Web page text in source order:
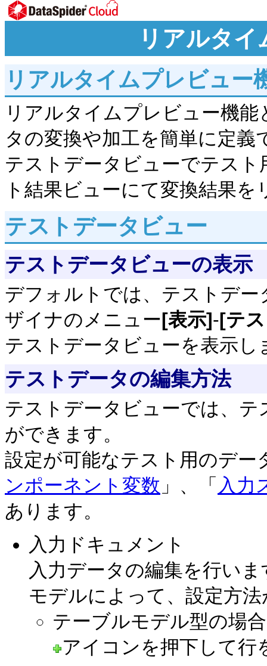
リアルタ
リアルタイムプレビュー
リアルタイムプレビュー機
タの変換や加工を簡単に定義
テストデータビューでテス
ト結果ビューにて変換結果
テストデータビュー
テストデータビューの表示
デフォルトでは、テストデ
ザイナのメニュー[表示]-[テ
テストデータビューを表示し
テストデータの編集方法
テストデータビューでは、
ができます。
設定が可能なテスト用のデー
ンポーネント変数 」、「 入力
あります。
入力ドキュメント
入力データの編集を行い
モデルによって、設定方
テーブルモデル型の場合
アイコンを押下して行